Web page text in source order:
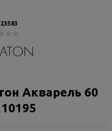
23583
Акварель 60